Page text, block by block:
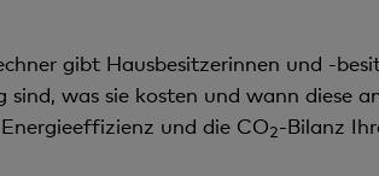
gibt Hausbesitzerinnen und -
sind, was sie kosten und wann diese
und die CO2-Bilanz